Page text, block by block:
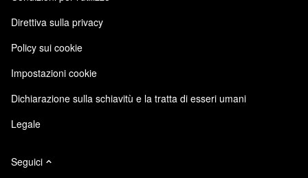
Certificazioni di qualità
NetApp Instaclustr
Testimonianze dei clienti
Iscrizioni email
NetApp P. Iva 02655930960
Modello 231
Direttiva sulla privacy
Policy sui cookie
Impostazioni cookie
Dichiarazione sulla schiavitù e la tratta di esseri umani
Legale
Seguici